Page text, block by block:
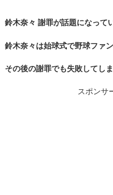
鈴木奈々 謝罪が話題になって
鈴木奈々は始球式で野球ファ
その後の謝罪でも失敗してしま
スポンサ